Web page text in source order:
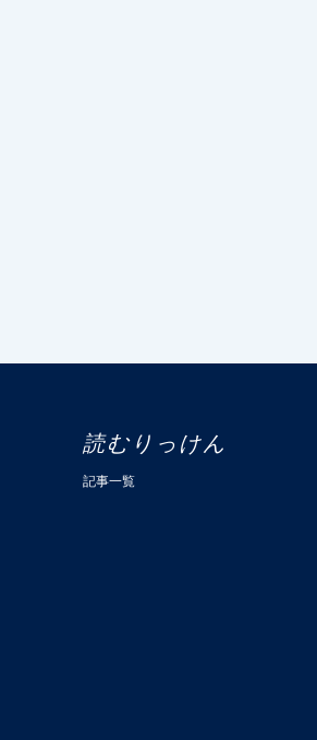
読むりっけん
記事一覧